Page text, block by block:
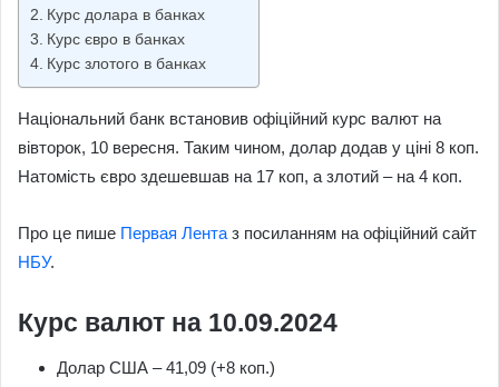
Курс долара в банках
Курс євро в банках
Курс злотого в банках
Національний банк встановив офіційний курс валют на
вівторок, 10 вересня. Таким чином, долар додав у ціні 8 коп.
Натомість євро здешевшав на 17 коп, а злотий – на 4 коп.
Про це пише Первая Лента з посиланням на офіційний сайт
НБУ.
Курс валют на 10.09.2024
Долар США – 41,09 (+8 коп.)